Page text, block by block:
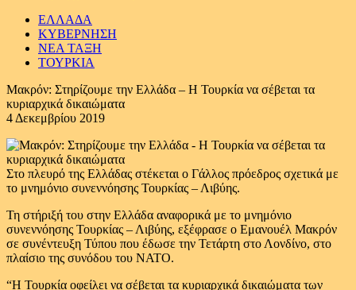
ΕΛΛΑΔΑ
ΚΥΒΕΡΝΗΣΗ
ΝΕΑ ΤΑΞΗ
ΤΟΥΡΚΙΑ
Μακρόν: Στηρίζουμε την Ελλάδα – Η Τουρκία να σέβεται τα
κυριαρχικά δικαιώματα
4 Δεκεμβρίου 2019
Στο πλευρό της Ελλάδας στέκεται ο Γάλλος πρόεδρος σχετικά με
το μνημόνιο συνεννόησης Τουρκίας – Λιβύης.
Τη στήριξή του στην Ελλάδα αναφορικά με το μνημόνιο
συνεννόησης Τουρκίας – Λιβύης, εξέφρασε ο Εμανουέλ Μακρόν
σε συνέντευξη Τύπου που έδωσε την Τετάρτη στο Λονδίνο, στο
πλαίσιο της συνόδου του ΝΑΤΟ.
“Η Τουρκία οφείλει να σέβεται τα κυριαρχικά δικαιώματα των